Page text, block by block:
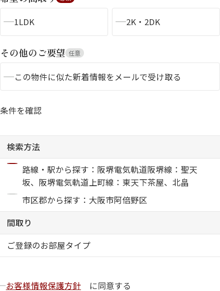
シャーメゾンとは
シャーメゾンセレクショ
ルームツアー
ShaMaison STYLE
シャーメゾンショップを探す
らくらく内見
シャーメゾンライフサポート
お問い合わせ・よくある質問
1LDK 2K・2DK
その他のご要望 任意
この物件に似た新着情報をメールで受け取る
条件を確認
検索方法
路線・駅から探す：阪堺電気軌道阪堺線：聖天
坂、阪堺電気軌道上町線：東天下茶屋、北畠
市区郡から探す：大阪市阿倍野区
間取り
ご登録のお部屋タイプ
お客様情報保護方針 に同意する